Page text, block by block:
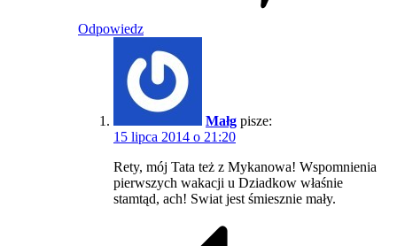
Odpowiedz
Małg pisze:
15 lipca 2014 o 21:20
Rety, mój Tata też z Mykanowa! Wspomnienia
pierwszych wakacji u Dziadkow właśnie
stamtąd, ach! Swiat jest śmiesznie mały.